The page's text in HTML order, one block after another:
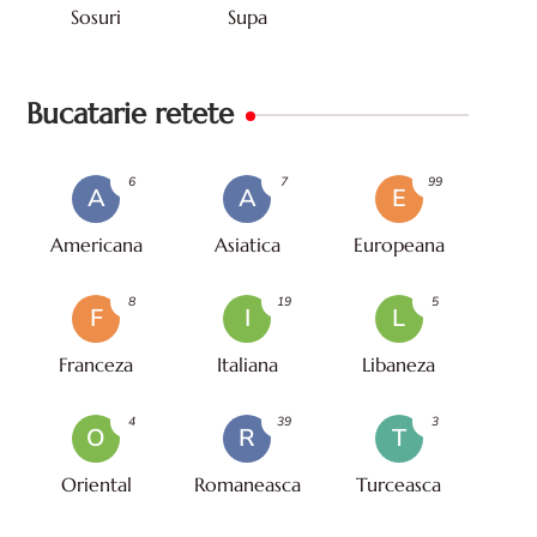
Sosuri Supa
Bucatarie retete
A
Americana
6
A
Asiatica
7
E
Europeana
99
F
Franceza
8
I
Italiana
19
L
Libaneza
5
O
Oriental
4
R
Romaneasca
39
T
Turceasca
3